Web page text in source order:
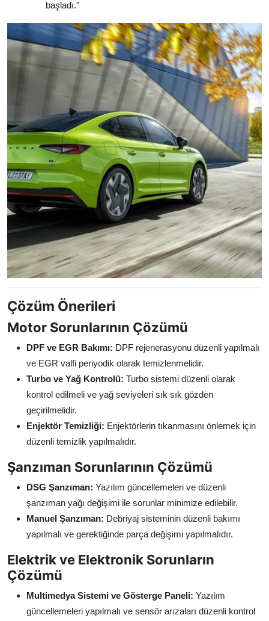
başladı."
Çözüm Önerileri
Motor Sorunlarının Çözümü
DPF ve EGR Bakımı: DPF rejenerasyonu düzenli yapılmalı
ve EGR valfi periyodik olarak temizlenmelidir.
Turbo ve Yağ Kontrolü: Turbo sistemi düzenli olarak
kontrol edilmeli ve yağ seviyeleri sık sık gözden
geçirilmelidir.
Enjektör Temizliği: Enjektörlerin tıkanmasını önlemek için
düzenli temizlik yapılmalıdır.
Şanzıman Sorunlarının Çözümü
DSG Şanzıman: Yazılım güncellemeleri ve düzenli
şanzıman yağı değişimi ile sorunlar minimize edilebilir.
Manuel Şanzıman: Debriyaj sisteminin düzenli bakımı
yapılmalı ve gerektiğinde parça değişimi yapılmalıdır.
Elektrik ve Elektronik Sorunların
Çözümü
Multimedya Sistemi ve Gösterge Paneli: Yazılım
güncellemeleri yapılmalı ve sensör arızaları düzenli kontrol